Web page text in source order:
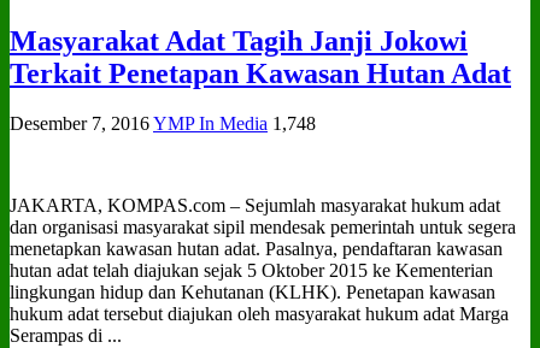
Masyarakat Adat Tagih Janji Jokowi
Terkait Penetapan Kawasan Hutan Adat
Desember 7, 2016YMP In Media 1,748
JAKARTA, KOMPAS.com – Sejumlah masyarakat hukum adat
dan organisasi masyarakat sipil mendesak pemerintah untuk segera
menetapkan kawasan hutan adat. Pasalnya, pendaftaran kawasan
hutan adat telah diajukan sejak 5 Oktober 2015 ke Kementerian
lingkungan hidup dan Kehutanan (KLHK). Penetapan kawasan
hukum adat tersebut diajukan oleh masyarakat hukum adat Marga
Serampas di ...